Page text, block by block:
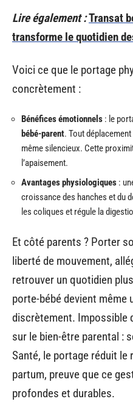
Lire également :Transat
transforme le quotidien
Voici ce que le portage
concrètement :
Bénéfices émotionnels : le
bébé-parent. Tout
même silencieux. Cette
l’apaisement.
Avantages physiologiques :
croissance des hanches et du
les coliques et régule la
Et côté parents ? Porter
liberté de mouvement,
retrouver un quotidien
porte-bébé devient même
discrètement. Impossible
sur le bien-être parental :
Santé, le portage réduit
partum, preuve que ce
profondes et durables.